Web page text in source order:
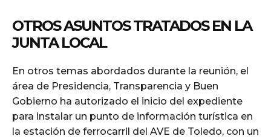
OTROS ASUNTOS TRATADOS EN LA
JUNTA LOCAL
En otros temas abordados durante la reunión, el
área de Presidencia, Transparencia y Buen
Gobierno ha autorizado el inicio del expediente
para instalar un punto de información turística en
la estación de ferrocarril del AVE de Toledo, con un